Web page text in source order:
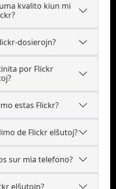
kvalito kiun mi
dosierojn?
por Flickr
estas Flickr?
de Flickr elŝutoj?
sur mia telefono?
elŝutojn?